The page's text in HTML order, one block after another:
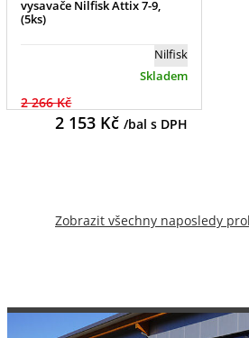
vysavače Nilfisk Attix 7-9,
(5ks)
Nilfisk
Skladem
2 266 Kč
2 153Kč /bal s DPH
Zobrazit všechny naposledy